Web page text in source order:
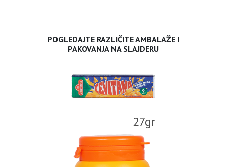
POGLEDAJTE RAZLIČITE AMBALAŽE I
PAKOVANJA NA SLAJDERU
27gr